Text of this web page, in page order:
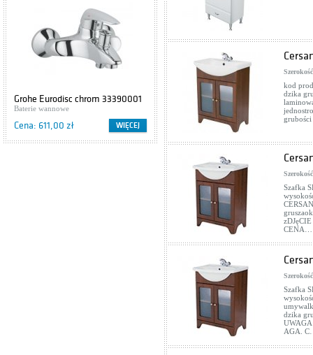
Grohe Eurodisc chrom 33390001
Baterie wannowe
Cena: 611,00 zł WIĘCEJ
Cersanit IBIZA S504-009
Szafki podumywalkowe
Cena: 416,00 zł WIĘCEJ
kod
dzika
Szafka
CENA…
Szafka
dzika
AGA.